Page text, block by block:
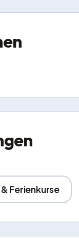
Ferienkurse